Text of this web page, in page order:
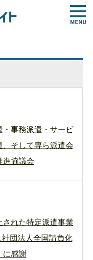
事務派遣・サービ
そして専ら派遣会
協議会
れた特定派遣事業
団法人全国請負化
に感謝